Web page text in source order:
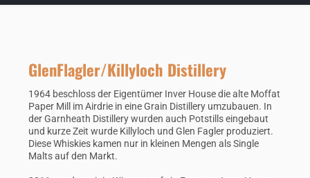
GlenFlagler/Killyloch Distillery
1964 beschloss der Eigentümer Inver House die alte Moffat
Paper Mill im Airdrie in eine Grain Distillery umzubauen. In
der Garnheath Distillery wurden auch Potstills eingebaut
und kurze Zeit wurde Killyloch und Glen Fagler produziert.
Diese Whiskies kamen nur in kleinen Mengen als Single
Malts auf den Markt.